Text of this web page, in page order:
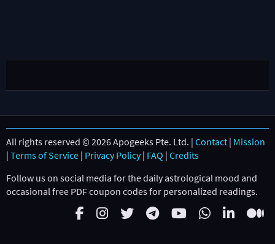
All rights reserved © 2026 Apogeeks Pte. Ltd. | Contact | Mission
| Terms of Service | Privacy Policy| FAQ | Credits
Follow us on social media for the daily astrological mood and
occasional free PDF coupon codes for personalized readings.